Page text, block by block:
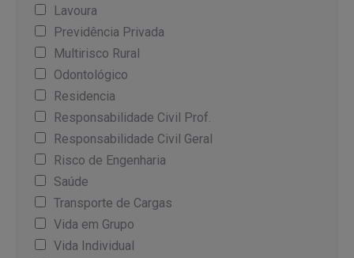
Lavoura
Previdência Privada
Multirisco Rural
Odontológico
Residencia
Responsabilidade Civil Prof.
Responsabilidade Civil Geral
Risco de Engenharia
Saúde
Transporte de Cargas
Vida em Grupo
Vida Individual